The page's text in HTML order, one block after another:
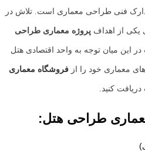
فنی طراحی معماری است. تلاش در
از اهداف پروژه معماری طراحی
این میان توجه به واحد اقتصادی هتل
معماری خود را از فروشگاه معماری
دریافت کنید.
طراحی هتل: